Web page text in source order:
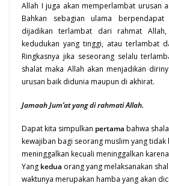
Allah I juga akan memperlambat urusan
Bahkan sebagian ulama
dijadikan terlambat dari rahmat
kedudukan yang tinggi, atau terlambat
Ringkasnya jika seseorang selalu
shalat maka Allah akan menjadikan
urusan baik didunia maupun di akhirat.
Jamaah Jum’at yang di rahmati Allah.
Dapat kita simpulkan pertama bahwa
kewajiban bagi seorang muslim yang
meninggalkan kecuali meninggalkan
Yang kedua orang yang melaksanakan
waktunya merupakan hamba yang akan